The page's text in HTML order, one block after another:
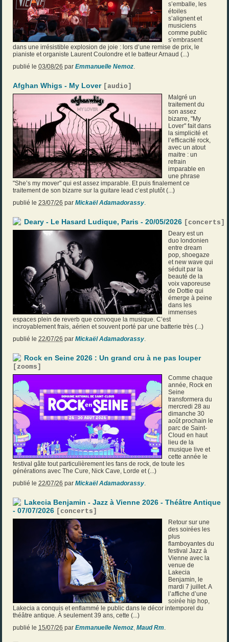
s’emballe, les
étoiles
s’alignent et
musiciens
comme public
s’embrasent
dans une irrésistible explosion de joie : lors d’une remise de prix, le
pianiste et organiste Laurent Coulondre et le batteur Arnaud (...)
publié le03/08/26 parEmmanuelle Nemoz.
Afghan Whigs - My Lover [audio]
Malgré un
traitement du
son assez
bizarre, "My
Lover" fait dans
la simplicité et
l’efficacité rock,
avec un atout
maitre : un
refrain
imparable en
une phrase
"She’s my mover" qui est assez imparable. Et puis finalement ce
traitement de son bizarre sur la guitare lead c’est plutôt (...)
publié le23/07/26 parMickaël Adamadorassy.
Deary - Le Hasard Ludique, Paris - 20/05/2026 [concerts ]
Deary est un
duo londonien
entre dream
pop, shoegaze
et new wave qui
séduit par la
beauté de la
voix vaporeuse
de Dottie qui
émerge à peine
dans les
immenses
espaces plein de reverb que convoque la musique. C’est
incroyablement frais, aérien et souvent porté par une batterie très (...)
publié le22/07/26 parMickaël Adamadorassy.
Rock en Seine 2026 : Un grand cru à ne pas louper
[ zooms ]
Comme chaque
année, Rock en
Seine
transformera du
mercredi 28 au
dimanche 30
août prochain le
parc de Saint-
Cloud en haut
lieu de la
musique live et
cette année le
festival gâte tout particulièrement les fans de rock, de toute les
générations avec The Cure, Nick Cave, Lorde et (...)
publié le22/07/26 parMickaël Adamadorassy.
Lakecia Benjamin - Jazz à Vienne 2026 - Théâtre Antique
- 07/07/2026 [concerts ]
Retour sur une
des soirées les
plus
flamboyantes du
festival Jazz à
Vienne avec la
venue de
Lakecia
Benjamin, le
mardi 7 juillet. A
l’affiche d’une
soirée hip hop,
Lakecia a conquis et enflammé le public dans le décor intemporel du
théâtre antique. À seulement 39 ans, cette (...)
publié le 15/07/26 parEmmanuelle Nemoz,Maud Rm.